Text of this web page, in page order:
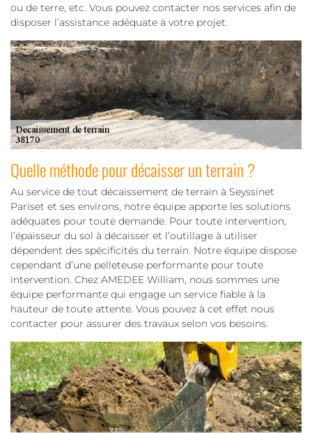
ou de terre, etc. Vous pouvez contacter nos services afin de
disposer l’assistance adéquate à votre projet.
Quelle méthode pour décaisser un terrain ?
Au service de tout décaissement de terrain à Seyssinet
Pariset et ses environs, notre équipe apporte les solutions
adéquates pour toute demande. Pour toute intervention,
l’épaisseur du sol à décaisser et l’outillage à utiliser
dépendent des spécificités du terrain. Notre équipe dispose
cependant d’une pelleteuse performante pour toute
intervention. Chez AMEDEE William, nous sommes une
équipe performante qui engage un service fiable à la
hauteur de toute attente. Vous pouvez à cet effet nous
contacter pour assurer des travaux selon vos besoins.